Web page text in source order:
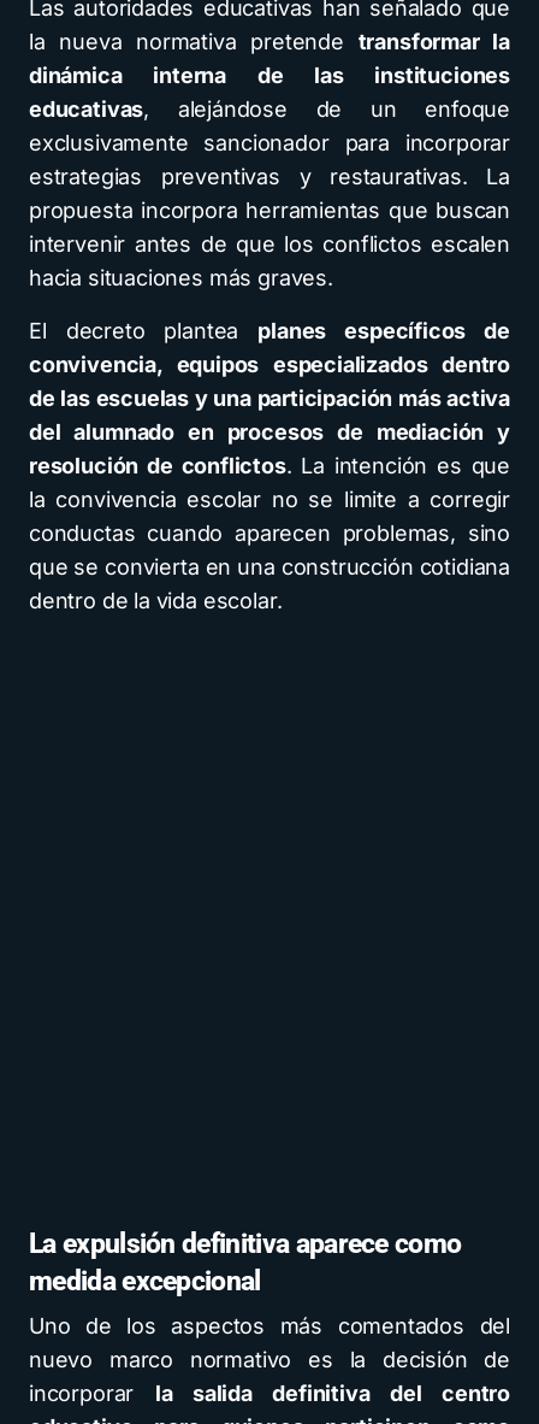
Las autoridades educativas han señalado que
la nueva normativa pretende transformar la
dinámica interna de las instituciones
educativas, alejándose de un enfoque
exclusivamente sancionador para incorporar
estrategias preventivas y restaurativas. La
propuesta incorpora herramientas que buscan
intervenir antes de que los conflictos escalen
hacia situaciones más graves.
El decreto plantea planes específicos de
convivencia, equipos especializados dentro
de las escuelas y una participación más activa
del alumnado en procesos de mediación y
resolución de conflictos. La intención es que
la convivencia escolar no se limite a corregir
conductas cuando aparecen problemas, sino
que se convierta en una construcción cotidiana
dentro de la vida escolar.
La expulsión definitiva aparece como
medida excepcional
Uno de los aspectos más comentados del
nuevo marco normativo es la decisión de
incorporar la salida definitiva del centro